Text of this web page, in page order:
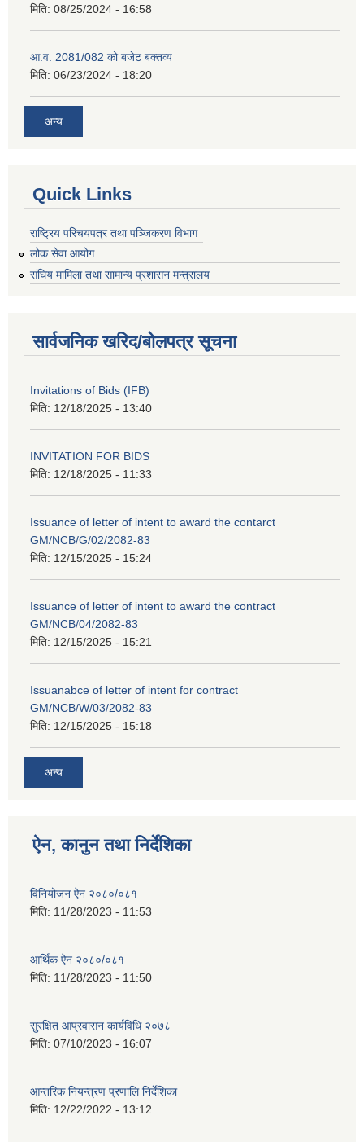
मिति: 08/25/2024 - 16:58
आ.व. 2081/082 को बजेट बक्तव्य
मिति: 06/23/2024 - 18:20
अन्य
Quick Links
राष्ट्रिय परिचयपत्र तथा पञ्जिकरण विभाग
लोक सेवा आयोग
संघिय मामिला तथा सामान्य प्रशासन मन्त्रालय
सार्वजनिक खरिद/बोलपत्र सूचना
Invitations of Bids (IFB)
मिति: 12/18/2025 - 13:40
INVITATION FOR BIDS
मिति: 12/18/2025 - 11:33
Issuance of letter of intent to award the contarct
GM/NCB/G/02/2082-83
मिति: 12/15/2025 - 15:24
Issuance of letter of intent to award the contract
GM/NCB/04/2082-83
मिति: 12/15/2025 - 15:21
Issuanabce of letter of intent for contract
GM/NCB/W/03/2082-83
मिति: 12/15/2025 - 15:18
अन्य
ऐन, कानुन तथा निर्देशिका
विनियोजन ऐन २०८०/०८१
मिति: 11/28/2023 - 11:53
आर्थिक ऐन २०८०/०८१
मिति: 11/28/2023 - 11:50
सुरक्षित आप्रवासन कार्यविधि २०७८
मिति: 07/10/2023 - 16:07
आन्तरिक नियन्त्रण प्रणालि निर्देशिका
मिति: 12/22/2022 - 13:12